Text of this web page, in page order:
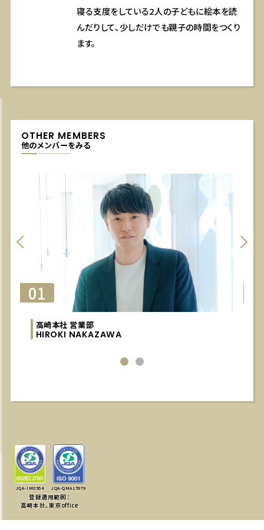
寝る支度をしている2人の子どもに絵本を読
んだりして、少しだけでも親子の時間をつくり
ます。
OTHER MEMBERS
他のメンバーをみる
01
高崎本社 営業部
HIROKI NAKAZAWA
JQA-IM0564 JQA-QMA15979
登録適用範囲：
高崎本社、東京office